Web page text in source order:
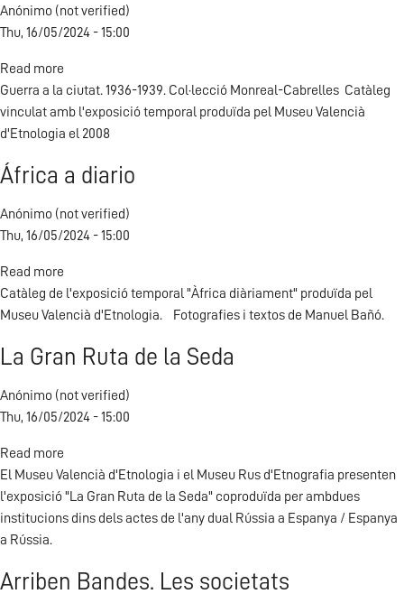
Anónimo (not verified)
Thu, 16/05/2024 - 15:00
Read more
Guerra
a
la
1936-
Guerra a la ciutat. 1936-1939. Col·lecció Monreal-Cabrelles Catàleg
vinculat amb l'exposició temporal produïda pel Museu Valencià
d'Etnologia el 2008
África a diario
Anónimo (not verified)
Thu, 16/05/2024 - 15:00
Read more
África
a
Catàleg de l'exposició temporal "Àfrica diàriament" produïda pel
Museu Valencià d'Etnologia. Fotografies i textos de Manuel Bañó.
La Gran Ruta de la Seda
Anónimo (not verified)
Thu, 16/05/2024 - 15:00
Read more
La
Gran
Ruta
Seda
El Museu Valencià d'Etnologia i el Museu Rus d'Etnografia presenten
l'exposició "La Gran Ruta de la Seda" coproduïda per ambdues
institucions dins dels actes de l'any dual Rússia a Espanya / Espanya
a Rússia.
Arriben Bandes. Les societats